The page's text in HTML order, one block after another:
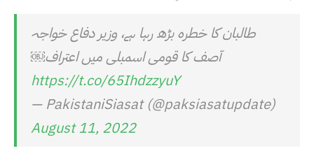
طالبان کا خطرہ بڑھ رہا ہے، وزیر دفاع خواجہ
آصف کا قومی اسمبلی میں اعتراف￼
https://t.co/65IhdzzyuY
— PakistaniSiasat (@paksiasatupdate)
August 11, 2022